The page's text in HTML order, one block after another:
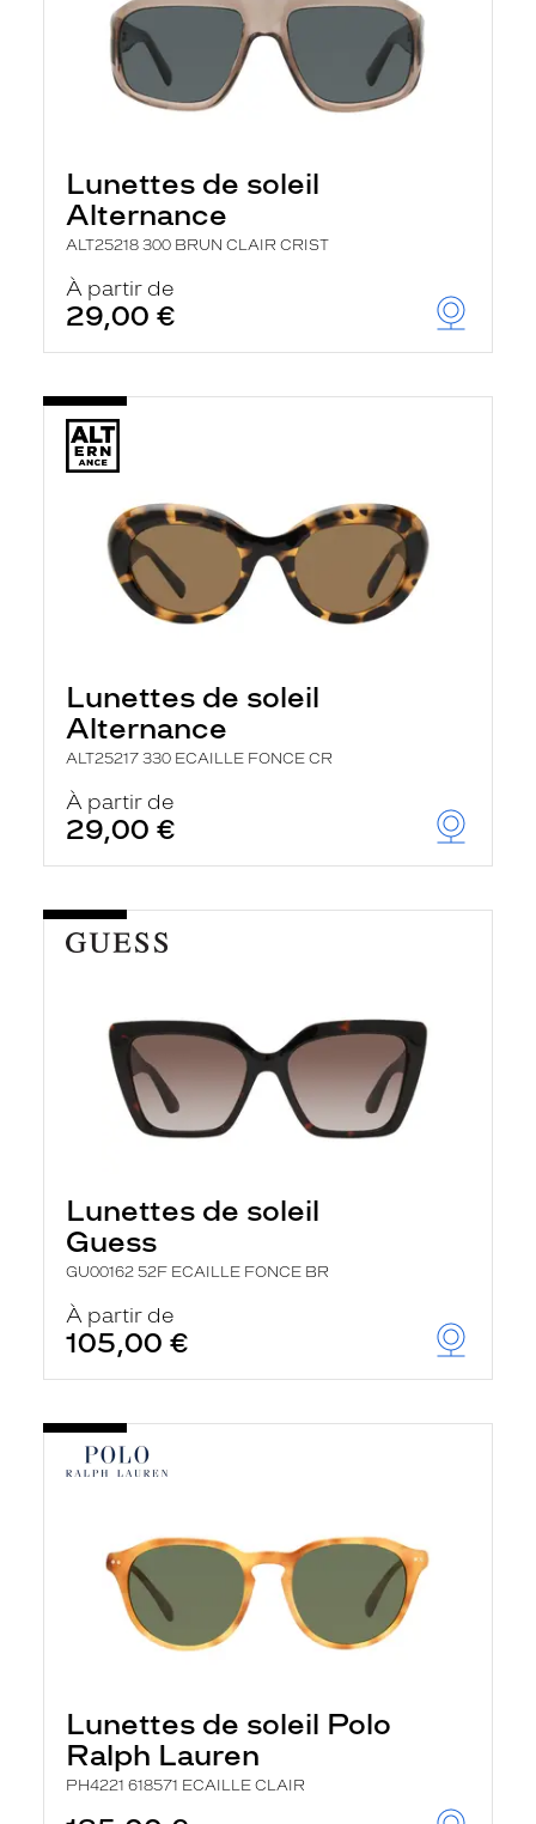
Lunettes de soleil
Alternance
ALT25218 300 BRUN CLAIR CRIST
À partir de
29,00 €
Lunettes de soleil
Alternance
ALT25217 330 ECAILLE FONCE CR
À partir de
29,00 €
Lunettes de soleil
Guess
GU00162 52F ECAILLE FONCE BR
À partir de
105,00 €
Lunettes de soleil Polo
Ralph Lauren
PH4221 618571 ECAILLE CLAIR